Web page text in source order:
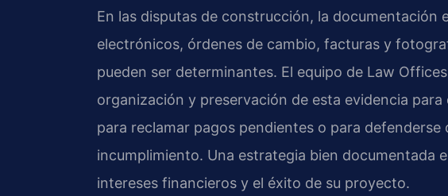
En las disputas de construcción, la documentación
electrónicos, órdenes de cambio, facturas y
pueden ser determinantes. El equipo de Law Offices
organización y preservación de esta evidencia
para reclamar pagos pendientes o para defenderse
incumplimiento. Una estrategia bien documentada
intereses financieros y el éxito de su proyecto.